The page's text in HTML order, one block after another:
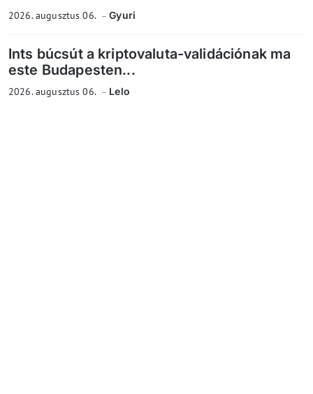
2026. augusztus 06. Gyuri
Ints búcsút a kriptovaluta-validációnak ma
este Budapesten...
2026. augusztus 06. Lelo